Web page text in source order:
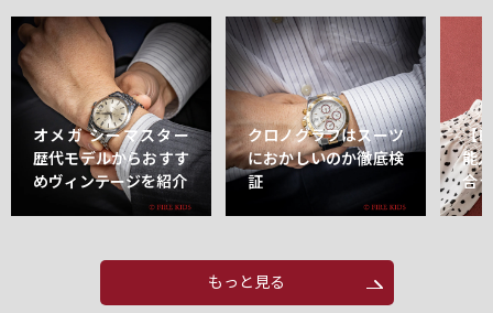
オメガ シーマスター
歴代モデルからおすす
めヴィンテージを紹介
クロノグラフはスーツ
におかしいのか徹底検
証
【
能
合
もっと見る